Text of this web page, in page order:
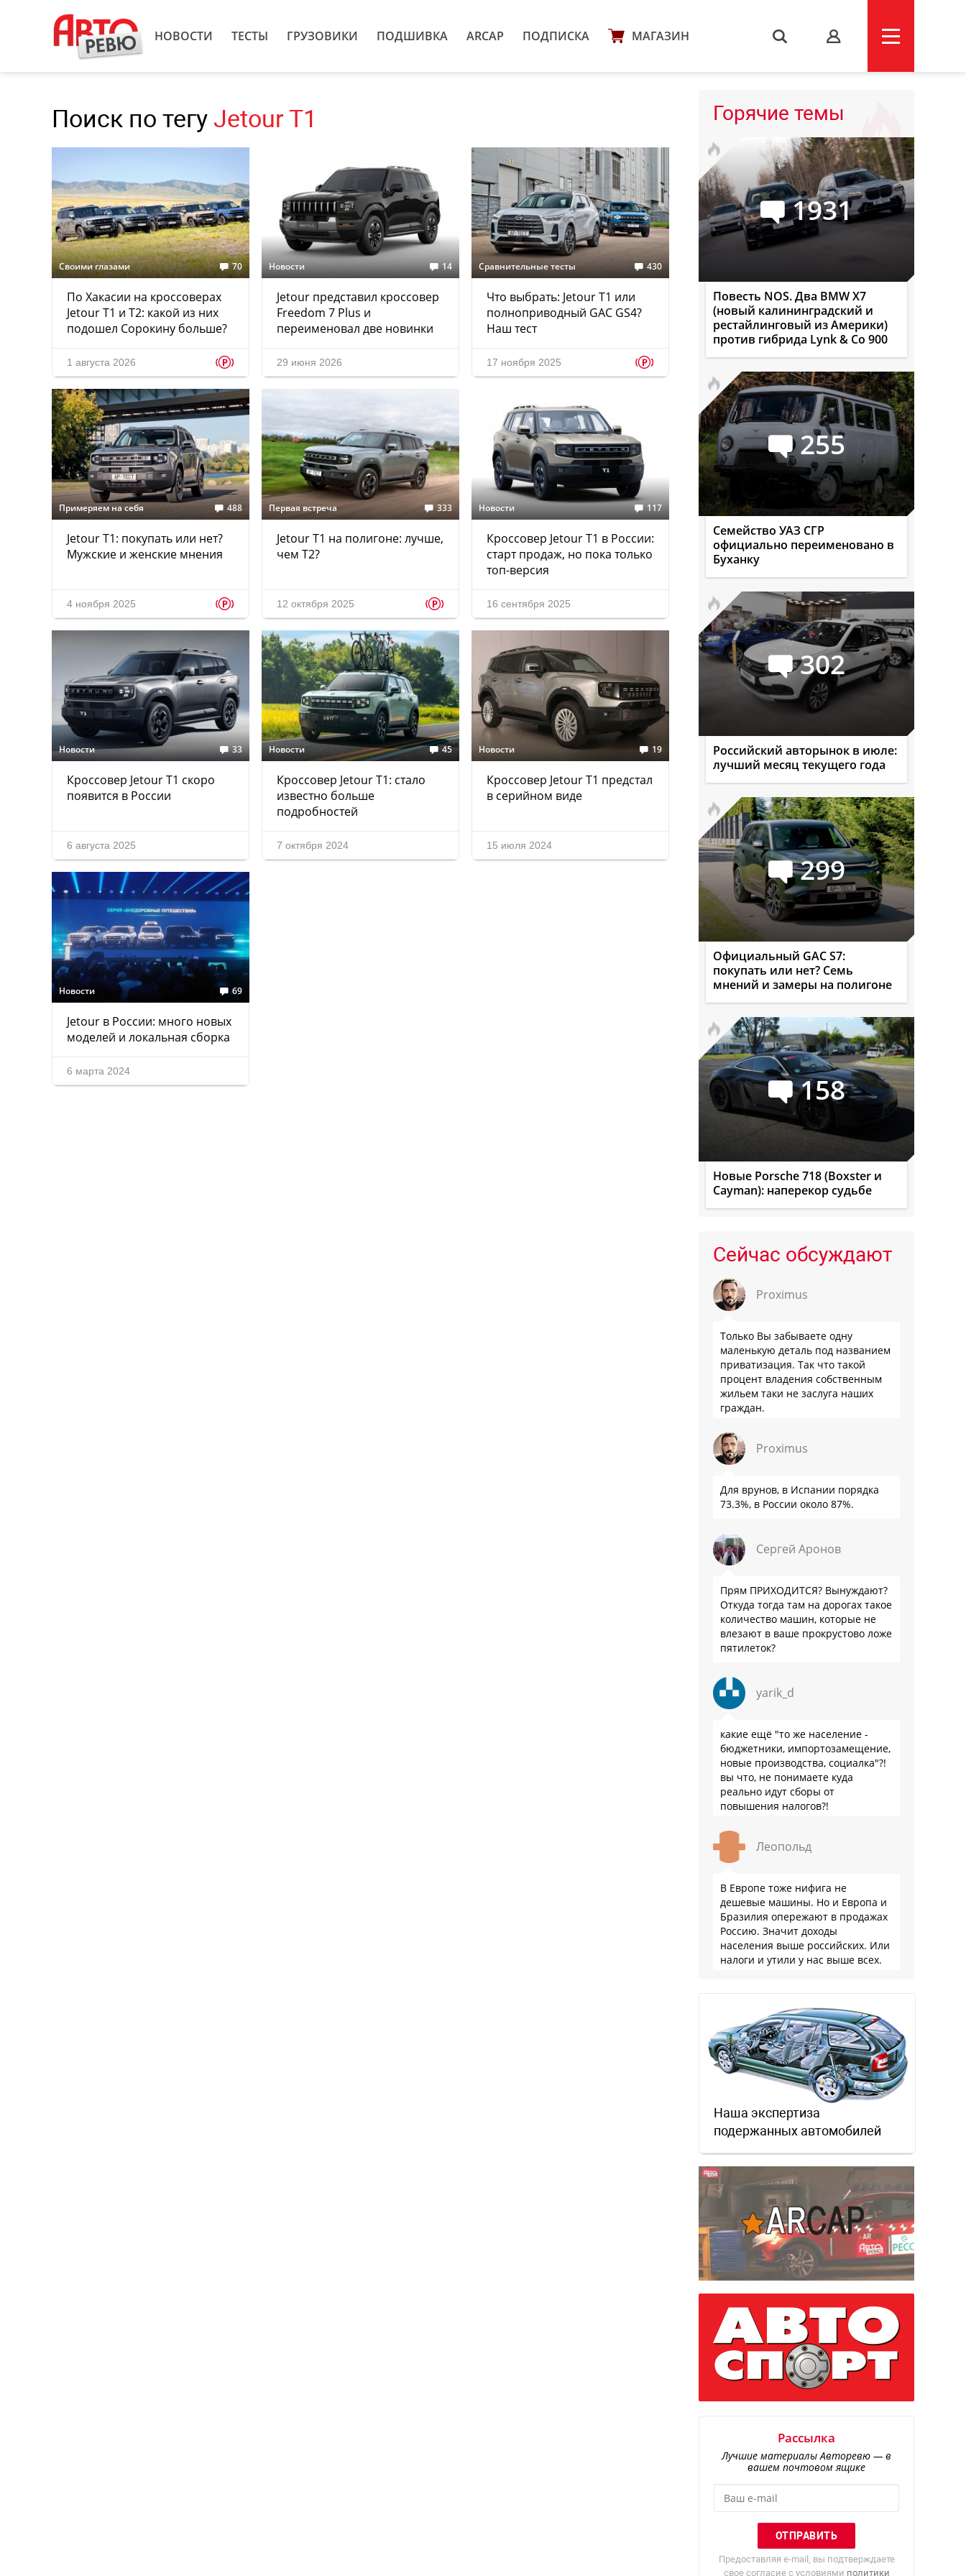
НОВОСТИ ТЕСТЫ ГРУЗОВИКИ ПОДШИВКА ARCAP ПОДПИСКА МАГАЗИН s
Поиск по тегу Jetour T1
Своими глазами 70
По Хакасии на кроссоверах
Jetour T1 и T2: какой из них
подошел Сорокину больше?
1 августа 2026 p
Новости 14
Jetour представил кроссовер
Freedom 7 Plus и
переименовал две новинки
29 июня 2026
Сравнительные тесты 430
Что выбрать: Jetour T1 или
полноприводный GAC GS4?
Наш тест
17 ноября 2025 p
Примеряем на себя 488
Jetour T1: покупать или нет?
Мужские и женские мнения
4 ноября 2025 p
Первая встреча 333
Jetour T1 на полигоне: лучше,
чем T2?
12 октября 2025 p
Новости 117
Кроссовер Jetour T1 в России:
старт продаж, но пока только
топ-версия
16 сентября 2025
Новости 33
Кроссовер Jetour T1 скоро
появится в России
6 августа 2025
Новости 45
Кроссовер Jetour T1: стало
известно больше
подробностей
7 октября 2024
Новости 19
Кроссовер Jetour T1 предстал
в серийном виде
15 июля 2024
Новости 69
Jetour в России: много новых
моделей и локальная сборка
6 марта 2024
Горячие темы
1931
Повесть NOS. Два BMW X7
(новый калининградский и
рестайлинговый из Америки)
против гибрида Lynk & Co 900
255
Семейство УАЗ СГР
официально переименовано в
Буханку
302
Российский авторынок в июле:
лучший месяц текущего года
299
Официальный GAC S7:
покупать или нет? Семь
мнений и замеры на полигоне
158
Новые Porsche 718 (Boxster и
Cayman): наперекор судьбе
Сейчас обсуждают
Proximus
Только Вы забываете одну
маленькую деталь под названием
приватизация. Так что такой
процент владения собственным
жильем таки не заслуга наших
граждан.
Proximus
Для врунов, в Испании порядка
73.3%, в России около 87%.
Сергей Аронов
Прям ПРИХОДИТСЯ? Вынуждают?
Откуда тогда там на дорогах такое
количество машин, которые не
влезают в ваше прокрустово ложе
пятилеток?
yarik_d
какие ещё "то же население -
бюджетники, импортозамещение,
новые производства, социалка"?!
вы что, не понимаете куда
реально идут сборы от
повышения налогов?!
не те...
Леопольд
В Европе тоже нифига не
дешевые машины. Но и Европа и
Бразилия опережают в продажах
Россию. Значит доходы
населения выше российских. Или
налоги и утили у нас выше всех.
Наша экспертиза
подержанных автомобилей
Рассылка
Лучшие материалы Авторевю — в
вашем почтовом ящике
Предоставляя e-mail, вы подтверждаете
свое согласие с условиями политики